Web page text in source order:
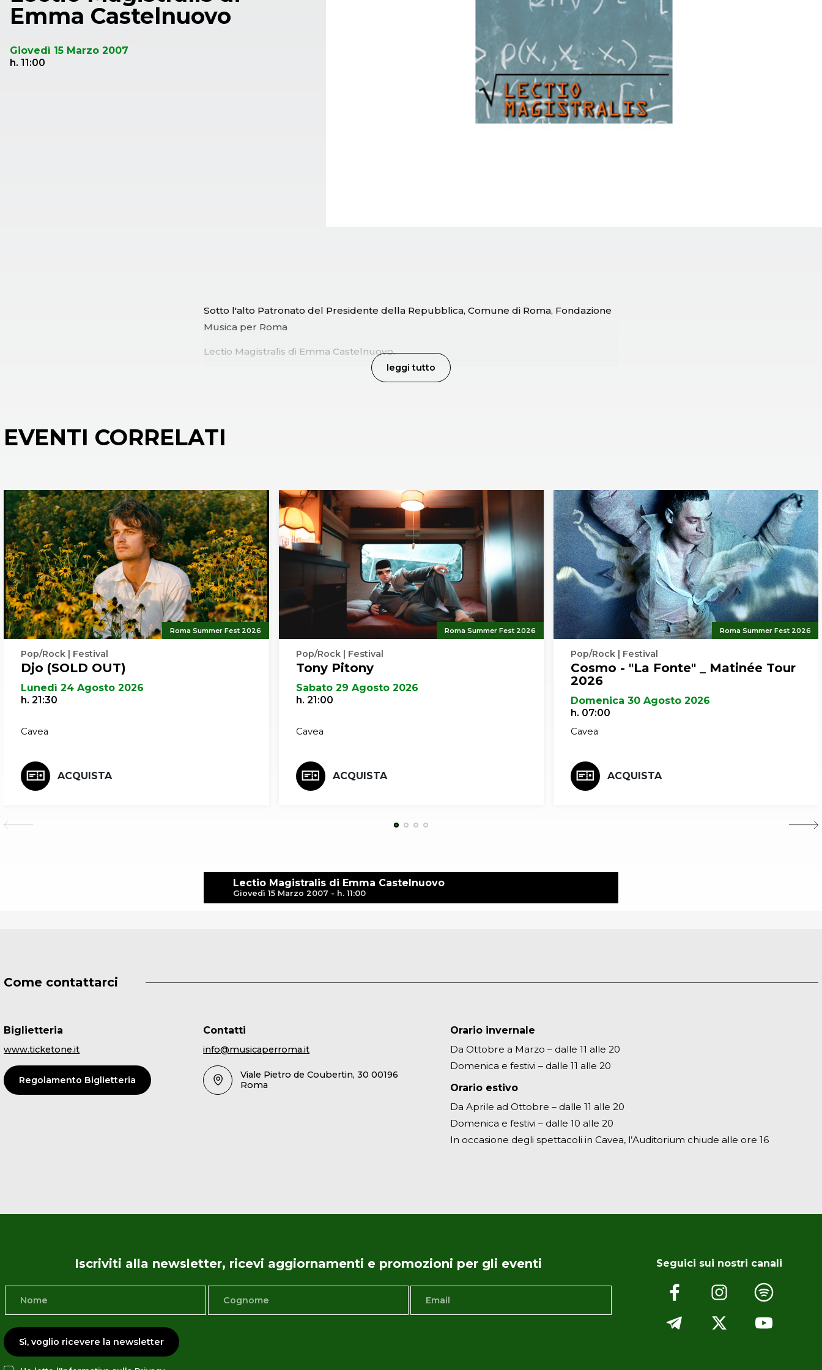
Emma Castelnuovo
Giovedì 15 Marzo 2007
h. 11:00
Lectio Magistralis di Emma Castelnuovo
Giovedì 15 Marzo 2007 - h. 11:00
Sotto l'alto Patronato del Presidente della Repubblica, Comune di Roma, Fondazione
Musica per Roma
Lectio Magistralis di Emma Castelnuovo.
leggi tutto
EVENTI CORRELATI
Roma Summer Fest 2026
Pop/Rock | Festival
Djo (SOLD OUT)
Lunedì 24 Agosto 2026
h. 21:30
Cavea
ACQUISTA
Roma Summer Fest 2026
Pop/Rock | Festival
Tony Pitony
Sabato 29 Agosto 2026
h. 21:00
Cavea
ACQUISTA
Roma Summer Fest 2026
Pop/Rock | Festival
Cosmo - "La Fonte" _ Matinée Tour
2026
Domenica 30 Agosto 2026
h. 07:00
Cavea
ACQUISTA
Come contattarci
Biglietteria
www.ticketone.it
Regolamento Biglietteria
Contatti
info@musicaperroma.it
Viale Pietro de Coubertin, 30 00196
Roma
Orario invernale
Da Ottobre a Marzo – dalle 11 alle 20
Domenica e festivi – dalle 11 alle 20
Orario estivo
Da Aprile ad Ottobre – dalle 11 alle 20
Domenica e festivi – dalle 10 alle 20
In occasione degli spettacoli in Cavea, l’Auditorium chiude alle ore 16
Iscriviti alla newsletter, ricevi aggiornamenti e promozioni per gli eventi
Sì, voglio ricevere la newsletter
Seguici sui nostri canali